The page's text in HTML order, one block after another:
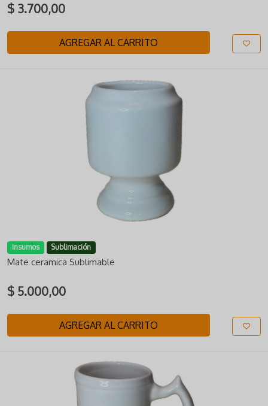
$ 3.700,00
AGREGAR AL CARRITO
Insumos Sublimación
Mate ceramica Sublimable
$ 5.000,00
AGREGAR AL CARRITO